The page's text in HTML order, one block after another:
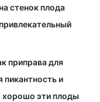
стенок плода
приправа для
пикантность и
хорошо эти плоды